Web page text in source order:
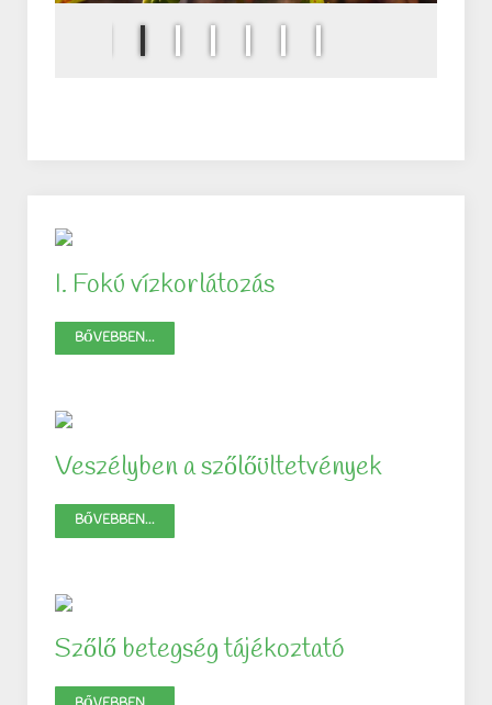
I. Fokú vízkorlátozás
BŐVEBBEN...
Veszélyben a szőlőültetvények
BŐVEBBEN...
Szőlő betegség tájékoztató